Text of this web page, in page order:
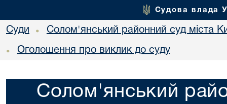
Судова влада
Суди • Солом'янський районний суд міста
• Оголошення про виклик до суду
Солом'янський